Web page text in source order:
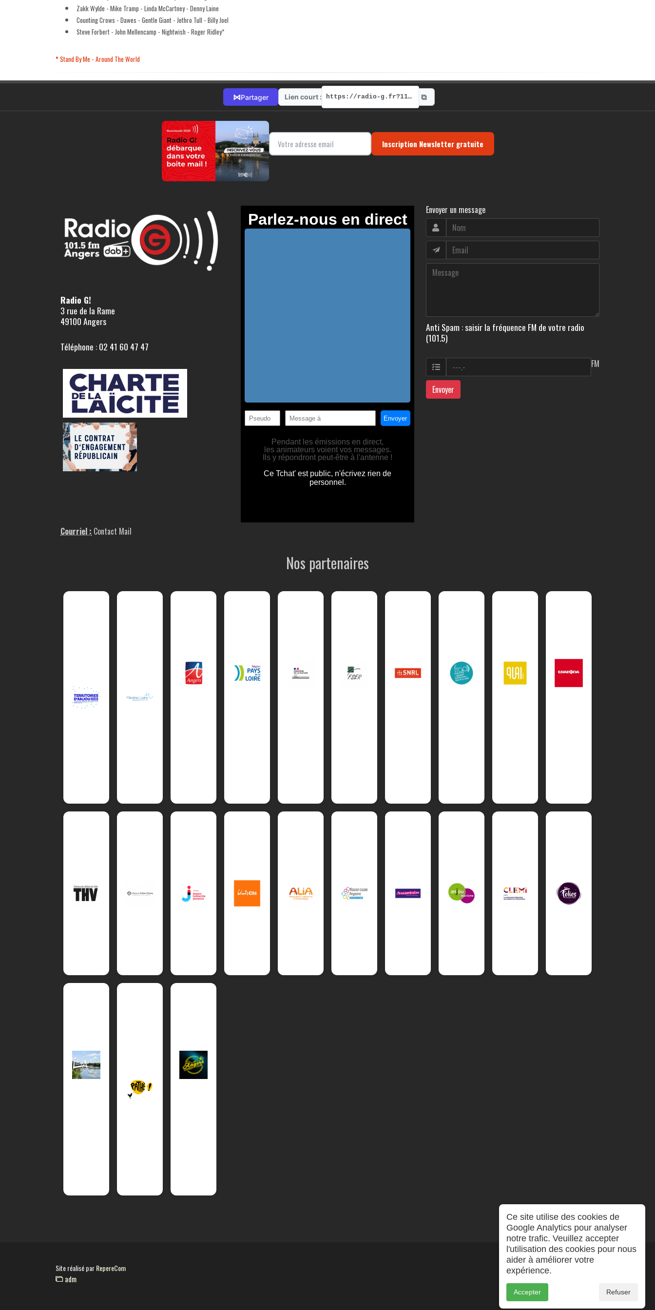
Zakk Wylde - Mike Tramp - Linda McCartney - Denny Laine
Counting Crows - Dawes - Gentle Giant - Jethro Tull - Billy Joel
Steve Forbert - John Mellencamp - Nightwish - Roger Ridley*
*Stand By Me - Around TheWorld
⋈Partager Lien court : https://radio-g.fr?11399 ⧉
Inscription Newsletter gratuite
Radio G!
3 rue de la Rame
49100 Angers
Téléphone : 02 41 60 47 47
Courriel : Contact Mail
Envoyer un message
Anti Spam : saisir la fréquence FM de votre radio
(101.5)
FM
Envoyer
Nos partenaires
Site réalisé parRepereCom
adm
Ce site utilise des cookies de
Google Analytics pour analyser
notre trafic. Veuillez accepter
l'utilisation des cookies pour nous
aider à améliorer votre
expérience.
Accepter Refuser